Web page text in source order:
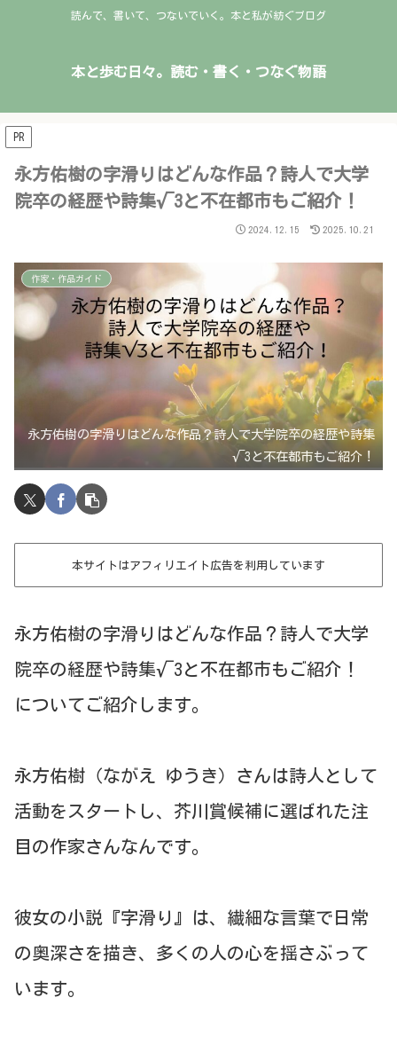
読んで、書いて、つないでいく。本と私が紡ぐブログ
本と歩む日々。読む・書く・つなぐ物語
PR
永方佑樹の字滑りはどんな作品？詩人で大学
院卒の経歴や詩集√3と不在都市もご紹介！
2024.12.15 2025.10.21
作家・作品ガイド
永方佑樹の字滑りはどんな作品？詩人で大学院卒の経歴や詩集
√3と不在都市もご紹介！
本サイトはアフィリエイト広告を利用しています
永方佑樹の字滑りはどんな作品？詩人で大学
院卒の経歴や詩集√3と不在都市もご紹介！
についてご紹介します。
永方佑樹（ながえ ゆうき）さんは詩人として
活動をスタートし、芥川賞候補に選ばれた注
目の作家さんなんです。
彼女の小説『字滑り』は、繊細な言葉で日常
の奥深さを描き、多くの人の心を揺さぶって
います。